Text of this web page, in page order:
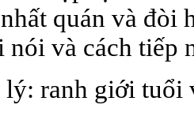
quán và đòi
và cách tiếp
ranh giới tuổi